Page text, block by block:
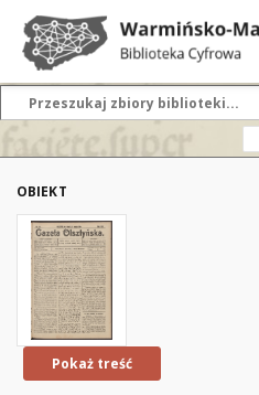
OBIEKT
Pokaż treść